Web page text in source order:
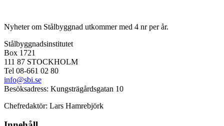
Nyheter om Stålbyggnad utkommer med 4 nr per år.
Stålbyggnadsinstitutet
Box 1721
111 87 STOCKHOLM
Tel 08-661 02 80
info@sbi.se
Besöksadress: Kungsträgårdsgatan 10
Chefredaktör: Lars Hamrebjörk